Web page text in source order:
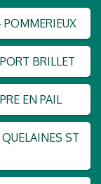
POMMERIEUX
BRILLET
EN PAIL
ST